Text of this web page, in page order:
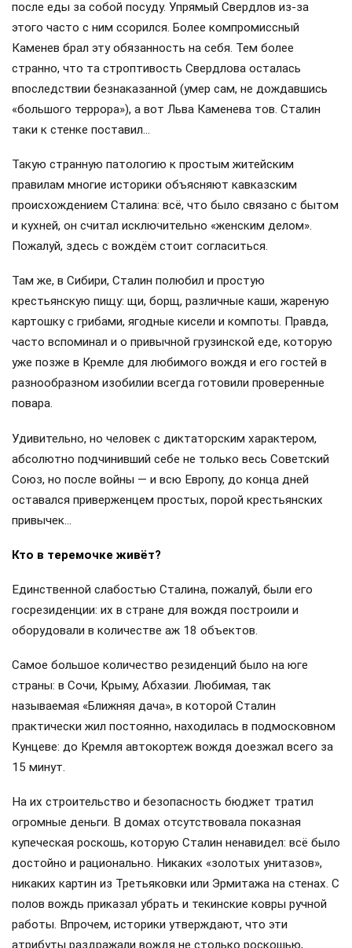
после еды за собой посуду. Упрямый Свердлов из-за
этого часто с ним ссорился. Более компромиссный
Каменев брал эту обязанность на себя. Тем более
странно, что та строптивость Свердлова осталась
впоследствии безнаказанной (умер сам, не дождавшись
«большого террора»), а вот Льва Каменева тов. Сталин
таки к стенке поставил…
Такую странную патологию к простым житейским
правилам многие историки объясняют кавказским
происхождением Сталина: всё, что было связано с бытом
и кухней, он считал исключительно «женским делом».
Пожалуй, здесь с вождём стоит согласиться.
Там же, в Сибири, Сталин полюбил и простую
крестьянскую пищу: щи, борщ, различные каши, жареную
картошку с грибами, ягодные кисели и компоты. Правда,
часто вспоминал и о привычной грузинской еде, которую
уже позже в Кремле для любимого вождя и его гостей в
разнообразном изобилии всегда готовили проверенные
повара.
Удивительно, но человек с диктаторским характером,
абсолютно подчинивший себе не только весь Советский
Союз, но после войны — и всю Европу, до конца дней
оставался приверженцем простых, порой крестьянских
привычек…
Кто в теремочке живёт?
Единственной слабостью Сталина, пожалуй, были его
госрезиденции: их в стране для вождя построили и
оборудовали в количестве аж 18 объектов.
Самое большое количество резиденций было на юге
страны: в Сочи, Крыму, Абхазии. Любимая, так
называемая «Ближняя дача», в которой Сталин
практически жил постоянно, находилась в подмосковном
Кунцеве: до Кремля автокортеж вождя доезжал всего за
15 минут.
На их строительство и безопасность бюджет тратил
огромные деньги. В домах отсутствовала показная
купеческая роскошь, которую Сталин ненавидел: всё было
достойно и рационально. Никаких «золотых унитазов»,
никаких картин из Третьяковки или Эрмитажа на стенах. С
полов вождь приказал убрать и текинские ковры ручной
работы. Впрочем, историки утверждают, что эти